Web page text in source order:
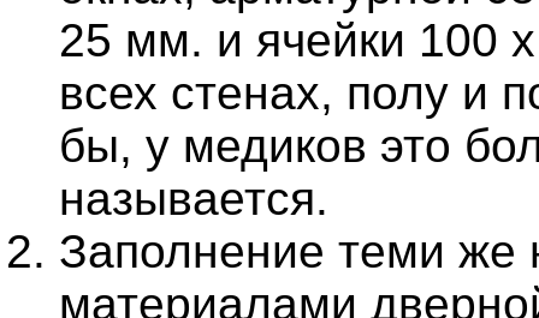
25 мм. и ячейки 100
всех стенах, полу и
бы, у медиков это
называется.
Заполнение теми же
материалами